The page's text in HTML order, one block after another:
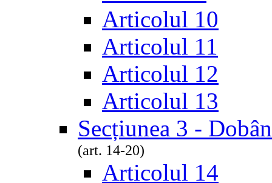
Articolul 10
Articolul 11
Articolul 12
Articolul 13
Secțiunea 3 -
(art. 14-20)
Articolul 14